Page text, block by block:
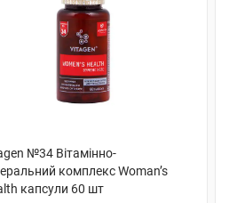
№34 Вітамінно-
комплекс Woman’s
капсули 60 шт